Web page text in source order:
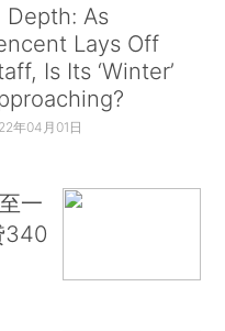
Depth: As
Lays Off
Is Its ‘Winter’
年04月01日
一
340